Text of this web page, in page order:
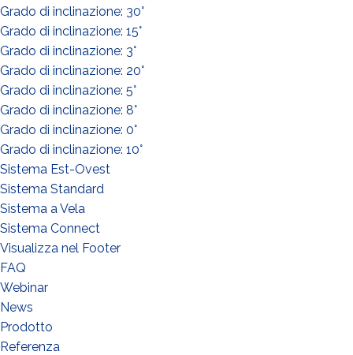
Grado di inclinazione: 30°
Grado di inclinazione: 15°
Grado di inclinazione: 3°
Grado di inclinazione: 20°
Grado di inclinazione: 5°
Grado di inclinazione: 8°
Grado di inclinazione: 0°
Grado di inclinazione: 10°
Sistema Est-Ovest
Sistema Standard
Sistema a Vela
Sistema Connect
Visualizza nel Footer
FAQ
Webinar
News
Prodotto
Referenza
WIE GEHT'S?*